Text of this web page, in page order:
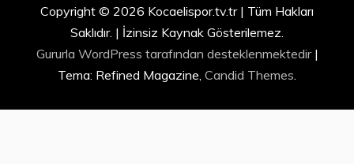
Copyright © 2026 Kocaelispor.tv.tr | Tüm Hakları
Saklıdır. | İzinsiz Kaynak Gösterilemez.
Gururla WordPress tarafından desteklenmektedir |
Tema: Refined Magazine, Candid Themes.